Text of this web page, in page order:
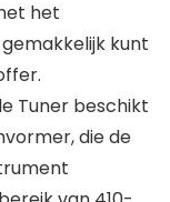
het
kunt
Tuner beschikt
die de